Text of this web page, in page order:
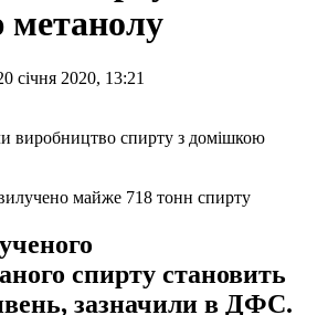
січня 2020, 13:21
майже 718 тонн спирту
спирту становить
зазначили в ДФС.